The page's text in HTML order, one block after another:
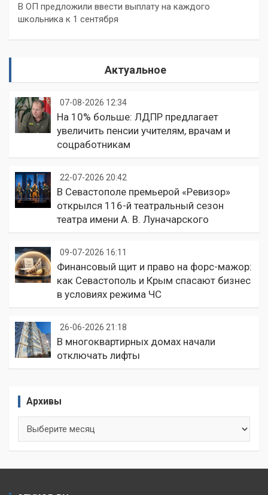
В ОП предложили ввести выплату на каждого
школьника к 1 сентября
Актуальное
07-08-2026 12:34
На 10% больше: ЛДПР предлагает
увеличить пенсии учителям, врачам и
соцработникам
22-07-2026 20:42
В Севастополе премьерой «Ревизор»
открылся 116-й театральный сезон
театра имени А. В. Луначарского
09-07-2026 16:11
Финансовый щит и право на форс-мажор:
как Севастополь и Крым спасают бизнес
в условиях режима ЧС
26-06-2026 21:18
В многоквартирных домах начали
отключать лифты
Архивы